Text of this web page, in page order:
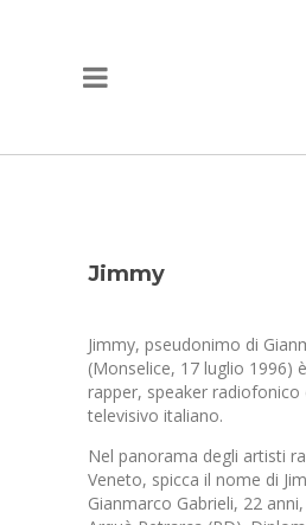
Jimmy
Jimmy, pseudonimo di
(Monselice, 17 luglio 1996)
rapper, speaker
televisivo italiano.
Nel panorama degli artisti
Veneto, spicca il nome di
Gianmarco Gabrieli, 22